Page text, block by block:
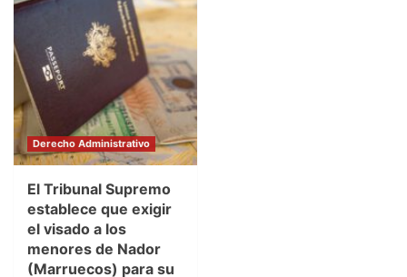
Derecho Administrativo
El Tribunal Supremo
establece que exigir
el visado a los
menores de Nador
(Marruecos) para su